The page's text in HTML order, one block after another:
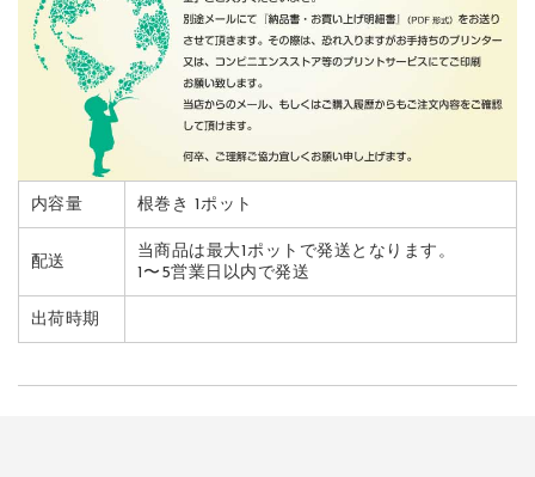
内容量 根巻き 1ポット
配送
当商品は最大1ポットで発送となります。
1〜5営業日以内で発送
出荷時期